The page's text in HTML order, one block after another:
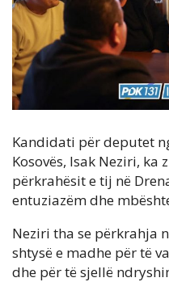
Kandidati për deputet
Kosovës, Isak Neziri,
përkrahësit e tij në
entuziazëm dhe
Neziri tha se përkrahja
shtysë e madhe për të
dhe për të sjellë